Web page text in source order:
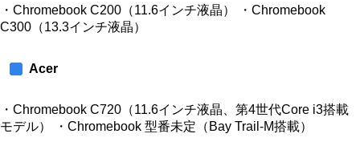
・Chromebook C200（11.6インチ液晶） ・Chromebook
C300（13.3インチ液晶）
Acer
・Chromebook C720（11.6インチ液晶、第4世代Core i3搭載
モデル） ・Chromebook 型番未定（Bay Trail-M搭載）